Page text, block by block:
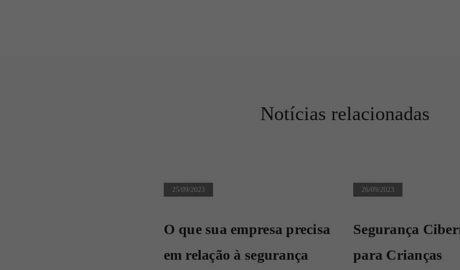
Notícias relacionadas
25/09/2023
O que sua empresa precisa
em relação à segurança
26/09/2023
Segurança
para Crianças